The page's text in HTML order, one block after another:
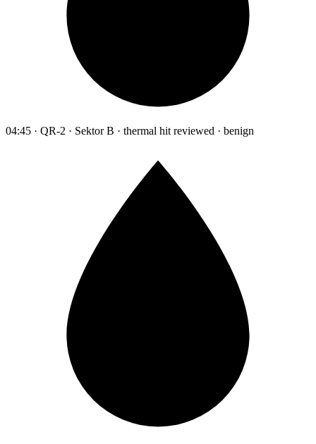
04:45 · QR-2 · Sektor B · thermal hit reviewed · benign